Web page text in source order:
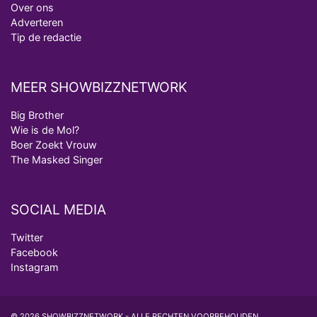
Over ons
Adverteren
Tip de redactie
MEER SHOWBIZZNETWORK
Big Brother
Wie is de Mol?
Boer Zoekt Vrouw
The Masked Singer
SOCIAL MEDIA
Twitter
Facebook
Instagram